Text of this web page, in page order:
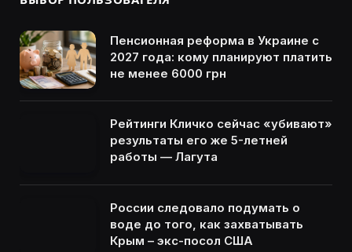
Пенсионная реформа в Украине с
2027 года: кому планируют платить
не менее 6000 грн
Рейтинги Кличко сейчас «убивают»
результаты его же 5-летней
работы — Лагута
России следовало подумать о
воде до того, как захватывать
Крым – экс-посол США